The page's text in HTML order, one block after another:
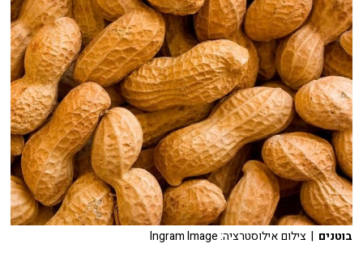
בוטנים | צילום אילוסטרציה: Ingram Image